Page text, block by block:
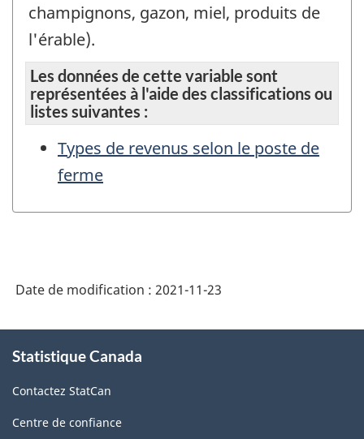
champignons, gazon, miel, produits de
l'érable).
Les données de cette variable sont
représentées à l'aide des classifications ou
listes suivantes :
Types de revenus selon le poste de
ferme
Date de modification : 2021-11-23
propos
ce
site
Statistique Canada
Contactez StatCan
Centre de confiance